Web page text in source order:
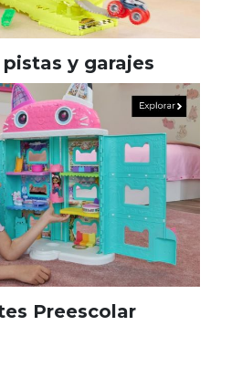
pistas y garajes
Preescolar